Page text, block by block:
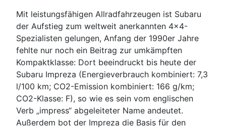
Mit leistungsfähigen Allradfahrzeugen ist Subaru
der Aufstieg zum weltweit anerkannten 4x4-
Spezialisten gelungen, Anfang der 1990er Jahre
fehlte nur noch ein Beitrag zur umkämpften
Kompaktklasse: Dort beeindruckt bis heute der
Subaru Impreza (Energieverbrauch kombiniert: 7,3
l/100 km; CO2-Emission kombiniert: 166 g/km;
CO2-Klasse: F), so wie es sein vom englischen
Verb „impress“ abgeleiteter Name andeutet.
Außerdem bot der Impreza die Basis für den